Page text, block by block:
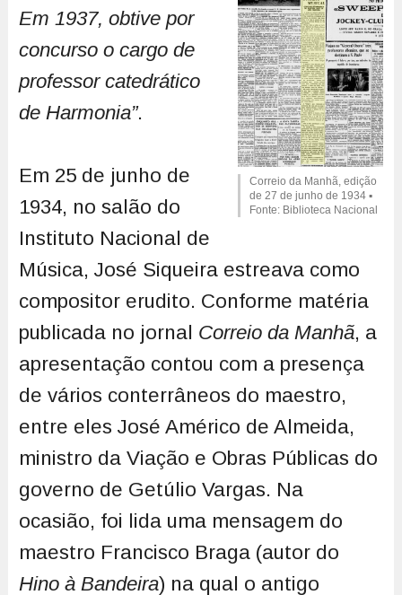
Correio da Manhã, edição
de 27 de junho de 1934 ▪
Fonte: Biblioteca Nacional
Em 1937, obtive por
concurso o cargo de
professor catedrático
de Harmonia”.
Em 25 de junho de
1934, no salão do
Instituto Nacional de
Música, José Siqueira estreava como
compositor erudito. Conforme matéria
publicada no jornal Correio da Manhã, a
apresentação contou com a presença
de vários conterrâneos do maestro,
entre eles José Américo de Almeida,
ministro da Viação e Obras Públicas do
governo de Getúlio Vargas. Na
ocasião, foi lida uma mensagem do
maestro Francisco Braga (autor do
Hino à Bandeira) na qual o antigo